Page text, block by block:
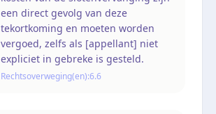
een direct gevolg van deze
tekortkoming en moeten worden
vergoed, zelfs als [appellant] niet
expliciet in gebreke is gesteld.
Rechtsoverweging(en):6.6